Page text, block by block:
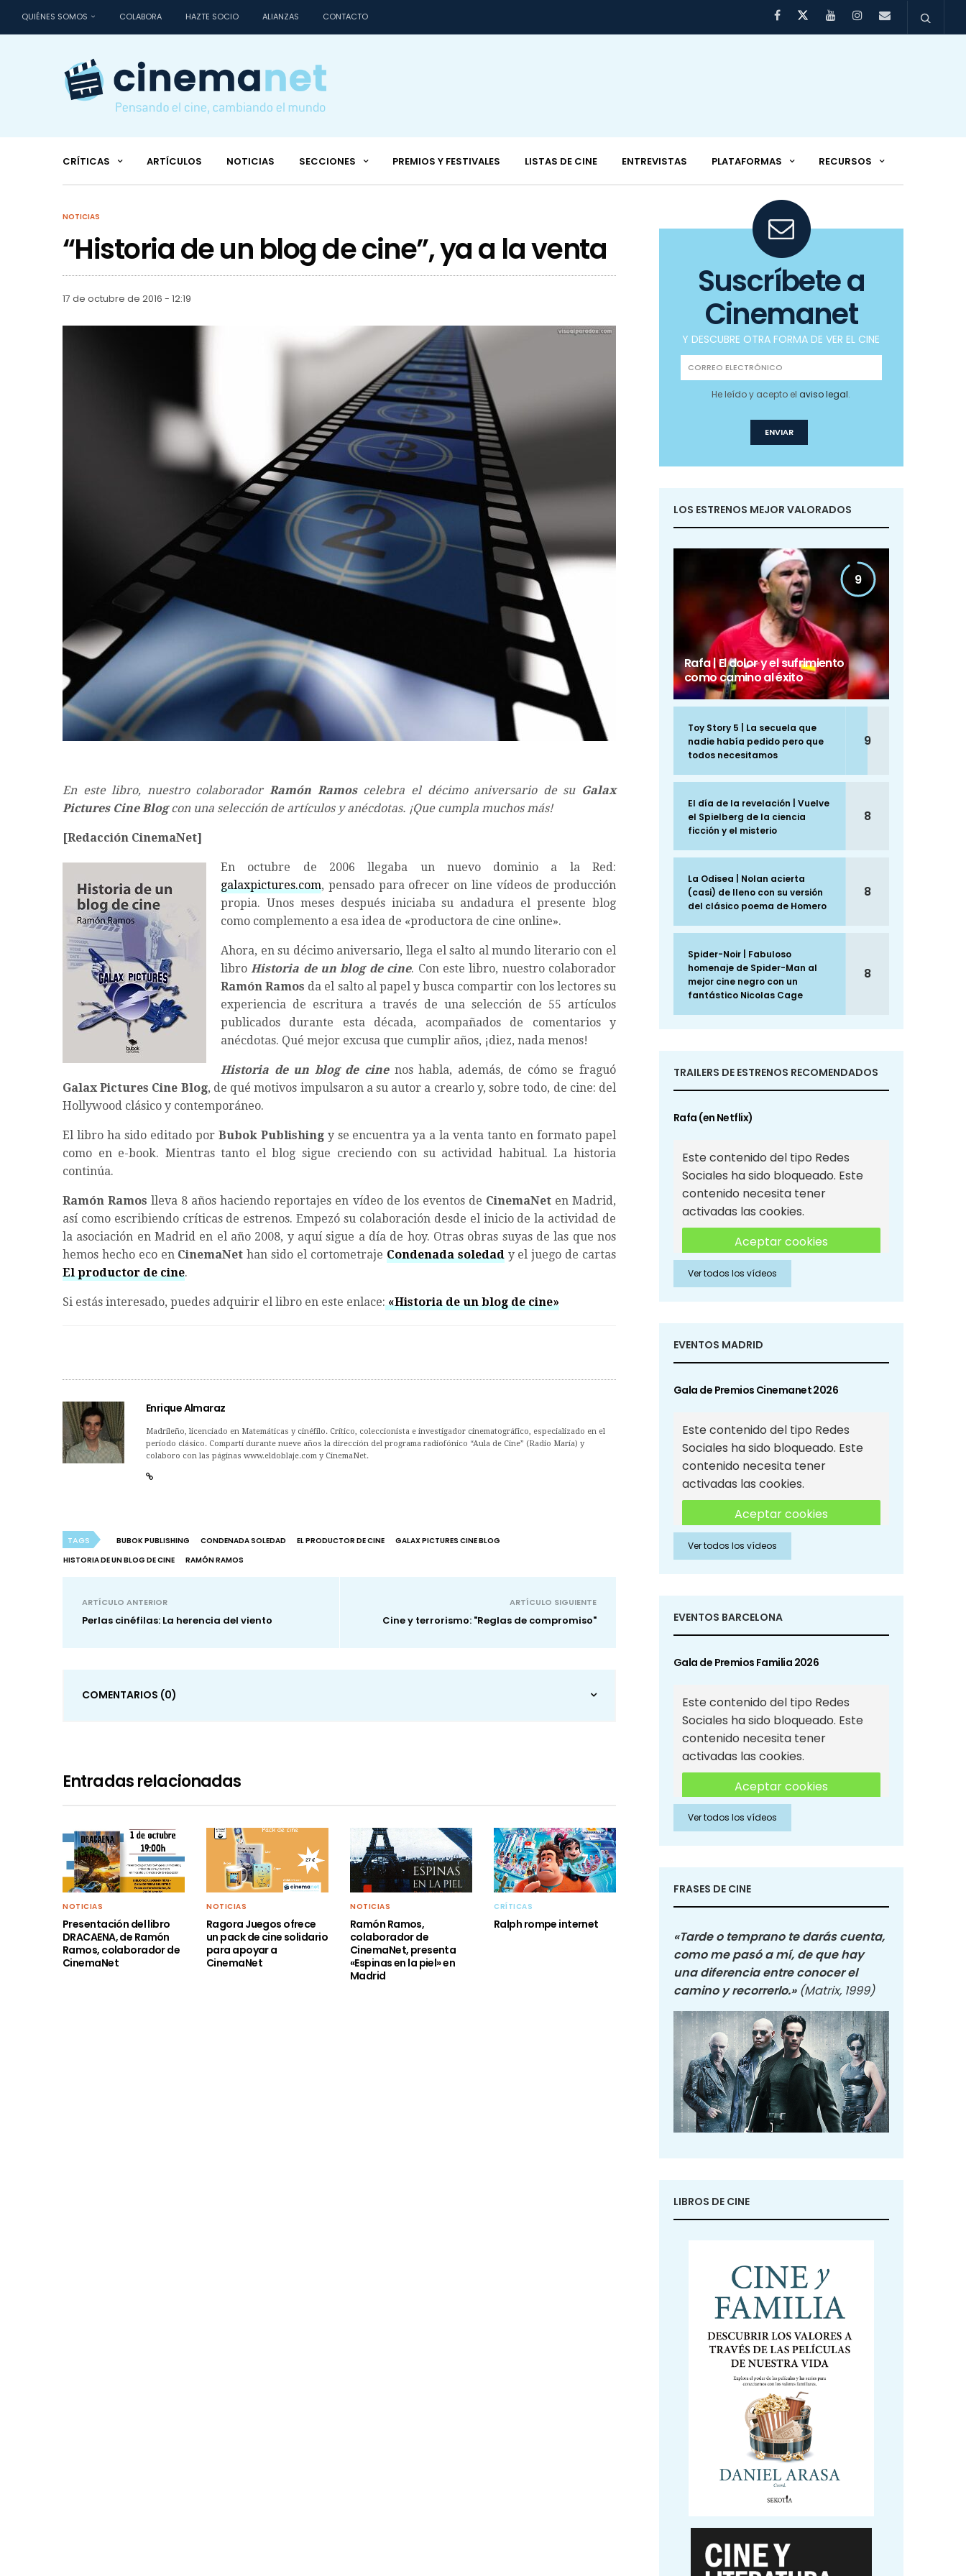
QUIÉNES SOMOS COLABORA HAZTE SOCIO ALIANZAS CONTACTO
CRÍTICAS ARTÍCULOS NOTICIAS SECCIONES PREMIOS Y FESTIVALES LISTAS DE CINE ENTREVISTAS PLATAFORMAS RECURSOS
NOTICIAS
“Historia de un blog de cine”, ya a la venta
17 de octubre de 2016 - 12:19
En este libro, nuestro colaboradorRamón Ramoscelebra el décimo aniversario de su Galax
Pictures Cine Blogcon una selección de artículos y anécdotas. ¡Que cumpla muchos más!
[Redacción CinemaNet]
En octubre de 2006 llegaba un nuevo dominio a la Red:
galaxpictures.com, pensado para ofrecer on line vídeos de producción
propia. Unos meses después iniciaba su andadura el presente blog
como complemento a esa idea de «productora de cine online».
Ahora, en su décimo aniversario, llega el salto al mundo literario con el
libroHistoria de un blog de cine. Con este libro, nuestro colaborador
Ramón Ramos da el salto al papel y busca compartir con los lectores su
experiencia de escritura a través de una selección de 55 artículos
publicados durante esta década, acompañados de comentarios y
anécdotas. Qué mejor excusa que cumplir años, ¡diez, nada menos!
Historia de un blog de cinenos habla, además, de cómo se fraguó
Galax Pictures Cine Blog, de qué motivos impulsaron a su autor a crearlo y, sobre todo, de cine: del
Hollywood clásico y contemporáneo.
El libro ha sido editado por Bubok Publishing y se encuentra ya a la venta tanto en formato papel
como en e-book. Mientras tanto el blog sigue creciendo con su actividad habitual. La historia
continúa.
Ramón Ramos lleva 8 años haciendo reportajes en vídeo de los eventos de CinemaNet en Madrid,
así como escribiendo críticas de estrenos. Empezó su colaboración desde el inicio de la actividad de
la asociación en Madrid en el año 2008, y aquí sigue a día de hoy. Otras obras suyas de las que nos
hemos hecho eco en CinemaNet han sido el cortometraje Condenada soledady el juego de cartas
El productor de cine.
Si estás interesado, puedes adquirir el libro en este enlace:«Historia de un blog de cine»
Enrique Almaraz
Madrileño, licenciado en Matemáticas y cinéfilo. Crítico, coleccionista e investigador cinematográfico, especializado en el
período clásico. Compartí durante nueve años la dirección del programa radiofónico “Aula de Cine” (Radio María) y
colaboro con las páginas www.eldoblaje.com y CinemaNet.
TAGS BUBOK PUBLISHING CONDENADA SOLEDAD EL PRODUCTOR DE CINE
GALAX PICTURES CINE BLOG
HISTORIA DE UN BLOG DE CINE
RAMÓN RAMOS
ARTÍCULO ANTERIOR
Perlas cinéfilas: La herencia del viento
ARTÍCULO SIGUIENTE
Cine y terrorismo: "Reglas de compromiso"
COMENTARIOS (0)
Entradas relacionadas
NOTICIAS
Presentación del libro
DRACAENA, de Ramón
Ramos, colaborador de
CinemaNet
NOTICIAS
Ragora Juegos ofrece
un pack de cine solidario
para apoyar a
CinemaNet
NOTICIAS
Ramón Ramos,
colaborador de
CinemaNet, presenta
«Espinas en la piel» en
Madrid
7
CRÍTICAS
Ralph rompe internet
Suscríbete a
Cinemanet
Y DESCUBRE OTRA FORMA DE VER EL CINE
He leído y acepto elaviso legal.
LOS ESTRENOS MEJOR VALORADOS
9
Rafa | El dolor y el sufrimiento
como camino al éxito
Toy Story 5 | La secuela que
nadie había pedido pero que
todos necesitamos
9
El día de la revelación | Vuelve
el Spielberg de la ciencia
ficción y el misterio
8
La Odisea | Nolan acierta
(casi) de lleno con su versión
del clásico poema de Homero
8
Spider-Noir | Fabuloso
homenaje de Spider-Man al
mejor cine negro con un
fantástico Nicolas Cage
8
TRAILERS DE ESTRENOS RECOMENDADOS
Rafa (en Netflix)
Este contenido del tipo Redes
Sociales ha sido bloqueado. Este
contenido necesita tener
activadas las cookies.
Aceptar cookies
Aceptar cookies de Redes
Sociales
Ver todos los vídeos
EVENTOS MADRID
Gala de Premios Cinemanet 2026
Este contenido del tipo Redes
Sociales ha sido bloqueado. Este
contenido necesita tener
activadas las cookies.
Aceptar cookies
Aceptar cookies de Redes
Sociales
Ver todos los vídeos
EVENTOS BARCELONA
Gala de Premios Familia 2026
Este contenido del tipo Redes
Sociales ha sido bloqueado. Este
contenido necesita tener
activadas las cookies.
Aceptar cookies
Aceptar cookies de Redes
Sociales
Ver todos los vídeos
FRASES DE CINE
«Tarde o temprano te darás cuenta,
como me pasó a mí, de que hay
una diferencia entre conocer el
camino y recorrerlo.» (Matrix, 1999)
LIBROS DE CINE